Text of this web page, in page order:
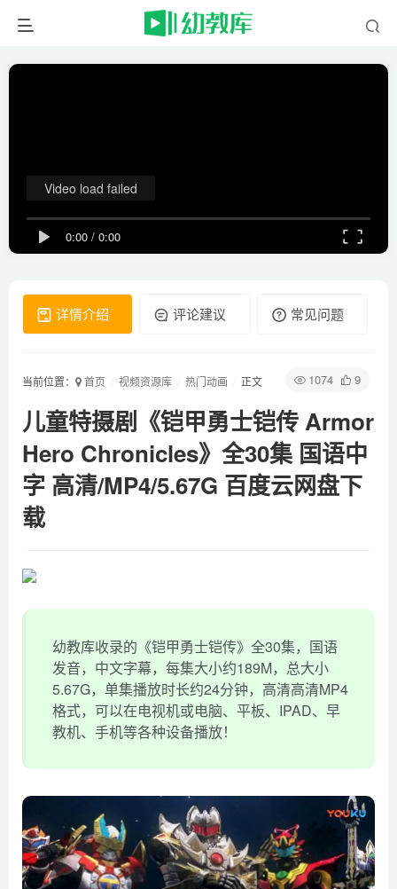
0:00 / 0:00
Video load failed
详情介绍 评论建议 常见问题
1074 9
当前位置： 首页 视频资源库 热门动画 正文
儿童特摄剧《铠甲勇士铠传 Armor
Hero Chronicles》全30集 国语中
字 高清/MP4/5.67G 百度云网盘下
载
幼教库收录的《铠甲勇士铠传》全30集，国语
发音，中文字幕，每集大小约189M，总大小
5.67G，单集播放时长约24分钟，高清高清MP4
格式，可以在电视机或电脑、平板、IPAD、早
教机、手机等各种设备播放！